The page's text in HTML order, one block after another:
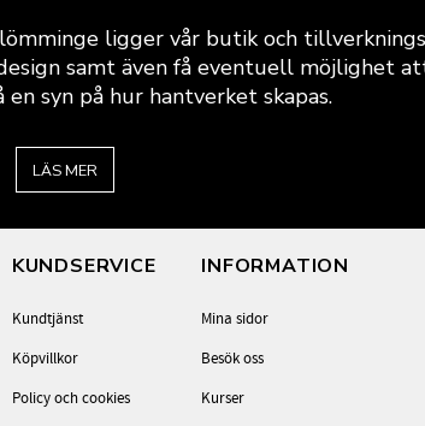
ligger vår butik och
samt även få eventuell möjlighet
syn på hur hantverket skapas.
LÄS MER
KUNDSERVICE
Kundtjänst
Köpvillkor
Policy och cookies
INFORMATION
Mina sidor
Besök oss
Kurser